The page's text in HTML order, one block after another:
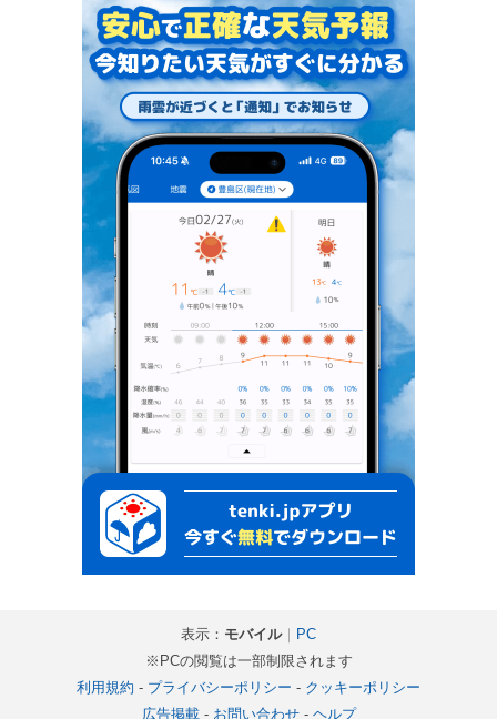
表示： モバイル｜ PC
※PCの閲覧は一部制限されます
利用規約 - プライバシーポリシー - クッキーポリシー
広告掲載- お問い合わせ- ヘルプ